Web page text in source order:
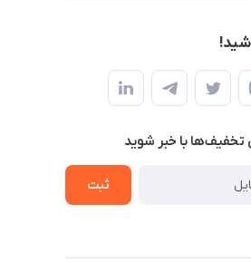
تخفیف‌ها با‌ خبر شوید
ثبت